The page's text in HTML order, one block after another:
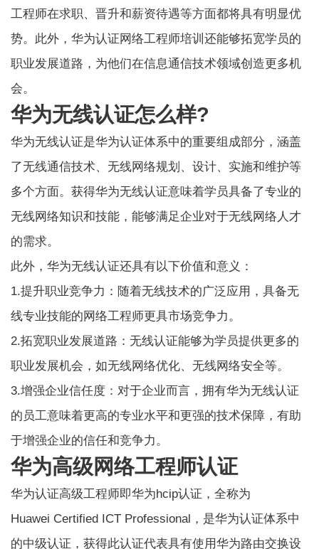
工程师在求职、晋升和薪资待遇等方面都将具有明显优
势。此外，华为认证网络工程师培训还能够拓宽学员的
职业发展道路，为他们在信息通信技术领域创造更多机
会。
华为无线认证怎么样?
华为无线认证是华为认证体系中的重要组成部分，涵盖
了无线通信技术、无线网络规划、设计、实施和维护等
多个方面。获得华为无线认证意味着学员具备了专业的
无线网络知识和技能，能够满足企业对于无线网络人才
的需求。
此外，华为无线认证还具有以下价值和意义：
1.提升职业竞争力：随着无线技术的广泛应用，具备无
线专业技能的网络工程师更具市场竞争力。
2.拓宽职业发展道路：无线认证能够为学员提供更多的
职业发展机会，如无线网络优化、无线网络安全等。
3.增强企业信任度：对于企业而言，拥有华为无线认证
的员工意味着更高的专业水平和更强的技术保障，有助
于增强企业的信任和竞争力。
华为高级网络工程师认证
华为认证高级工程师即华为hcip认证，全称为
Huawei Certified ICT Professional，是华为认证体系中
的中级认证，获得此认证代表具有使用华为路由交换设